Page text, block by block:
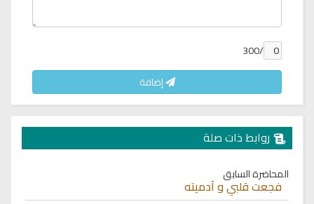
/300
إضافة
روابط ذات صلة
المحاضرة السابق
فجعت قلبي و أدميته